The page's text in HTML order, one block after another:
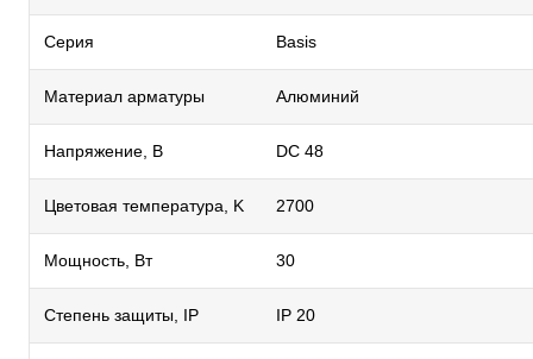
Серия Basis
Материал арматуры Алюминий
Напряжение, В DC 48
Цветовая температура, K 2700
Мощность, Вт 30
Степень защиты, IP IP 20